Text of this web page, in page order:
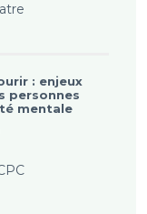
: enjeux
personnes
mentale